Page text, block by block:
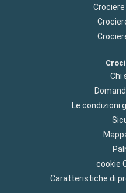
Chi
Le condizioni
cookie
Caratteristiche di